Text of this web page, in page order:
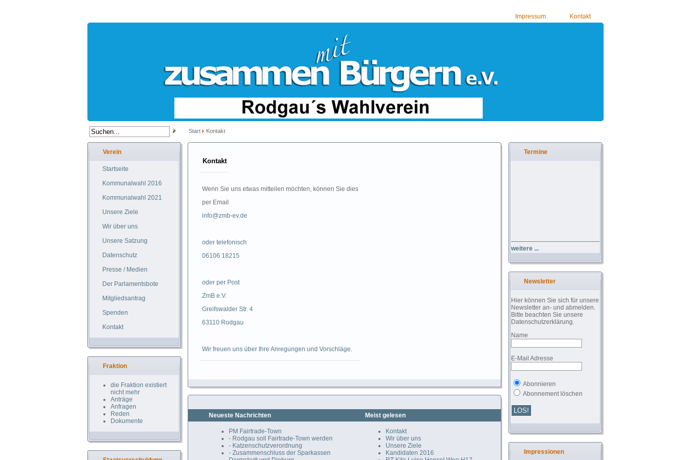
Impressum Kontakt
Start Kontakt
Verein
Startseite
Kommunalwahl 2016
Kommunalwahl 2021
Unsere Ziele
Wir über uns
Unsere Satzung
Datenschutz
Presse / Medien
Der Parlamentsbote
Mitgliedsantrag
Spenden
Kontakt
Fraktion
die Fraktion existiert
nicht mehr
Anträge
Anfragen
Reden
Dokumente
Termine
weitere ...
Newsletter
Hier können Sie sich für unsere
Newsletter an- und abmelden.
Bitte beachten Sie unsere
Datenschutzerklärung.
Name
E-Mail Adresse
Abonnieren
Abonnement löschen
Impressionen
Kontakt
Wenn Sie uns etwas mitteilen möchten, können Sie dies
per Email
info@zmb-ev.de
oder telefonisch
06106 18215
oder per Post
ZmB e.V.
Greifswalder Str. 4
63110 Rodgau
Wir freuen uns über Ihre Anregungen und Vorschläge.
Neueste Nachrichten
PM Fairtrade-Town
- Rodgau soll Fairtrade-Town werden
- Katzenschutzverordnung
- Zusammenschluss der Sparkassen
Meist gelesen
Kontakt
Wir über uns
Unsere Ziele
Kandidaten 2016